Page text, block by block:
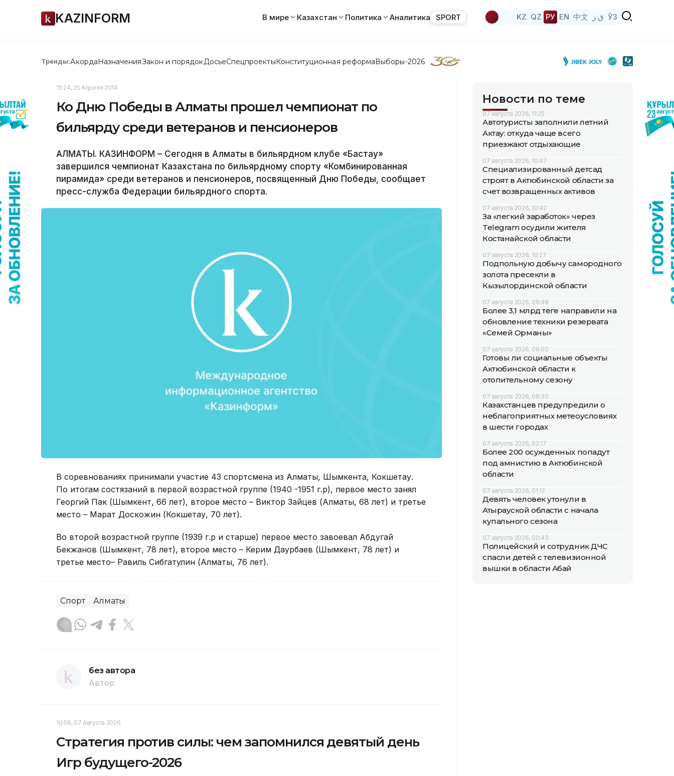
KAZINFORM В мире Казахстан Политика Аналитика SPORT KZ QZ РУ EN 中文 ق ز ЎЗ
Тренды:АкордаНазначенияЗакон и порядок ДосьеСпецпроектыКонституционная реформаВыборы-2026
15:24, 25 Апреля 2014
Ко Дню Победы в Алматы прошел чемпионат по
бильярду среди ветеранов и пенсионеров
АЛМАТЫ. КАЗИНФОРМ – Сегодня в Алматы в бильярдном клубе «Бастау»
завершился чемпионат Казахстана по бильярдному спорту «Комбинированная
пирамида» среди ветеранов и пенсионеров, посвященный Дню Победы, сообщает
пресс-служба Федерации бильярдного спорта.
В соревнованиях принимали участие 43 спортсмена из Алматы, Шымкента, Кокшетау.
По итогам состязаний в первой возрастной группе (1940 -1951 г.р), первое место занял
Георгий Пак (Шымкент, 66 лет), второе место – Виктор Зайцев (Алматы, 68 лет) и третье
место – Марат Доскожин (Кокшетау, 70 лет).
Во второй возрастной группе (1939 г.р и старше) первое место завоевал Абдугай
Бекжанов (Шымкент, 78 лет), второе место – Керим Даурбаев (Шымкент, 78 лет) и
третье место– Равиль Сибгатулин (Алматы, 76 лет).
Спорт Алматы
без автора
Автор
10:56, 07 Августа 2026
Стратегия против силы: чем запомнился девятый день
Игр будущего-2026
Новости по теме
07 августа 2026, 11:25
Автотуристы заполнили летний
Актау: откуда чаще всего
приезжают отдыхающие
07 августа 2026, 10:47
Специализированный детсад
строят в Актюбинской области за
счет возвращенных активов
07 августа 2026, 10:42
За «легкий заработок» через
Telegram осудили жителя
Костанайской области
07 августа 2026, 10:27
Подпольную добычу самородного
золота пресекли в
Кызылординской области
07 августа 2026, 09:48
Более 3,1 млрд теңге направили на
обновление техники резервата
«Семей Орманы»
07 августа 2026, 09:00
Готовы ли социальные объекты
Актюбинской области к
отопительному сезону
07 августа 2026, 06:30
Казахстанцев предупредили о
неблагоприятных метеоусловиях
в шести городах
07 августа 2026, 02:17
Более 200 осужденных попадут
под амнистию в Актюбинской
области
07 августа 2026, 01:12
Девять человек утонули в
Атырауской области с начала
купального сезона
07 августа 2026, 00:43
Полицейский и сотрудник ДЧС
спасли детей с телевизионной
вышки в области Абай